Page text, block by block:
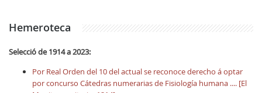
Hemeroteca
Selecció de 1914 a 2023:
Por Real Orden del 10 del actual se reconoce derecho á optar
por concurso Cátedras numerarias de Fisiología humana .... [El